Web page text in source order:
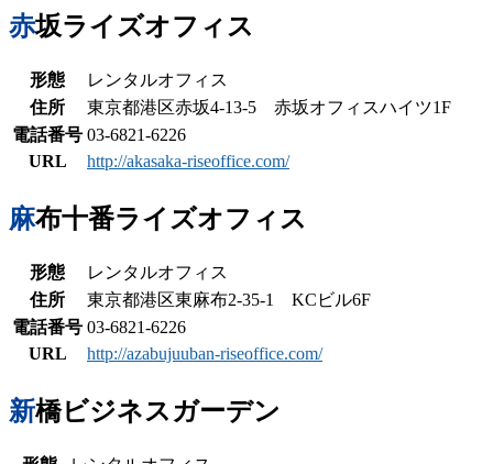
赤坂ライズオフィス
形態
レンタルオフィス
住所
東京都港区赤坂4-13-5 赤坂オフィスハイツ1F
電話番号 03-6821-6226
URL
http://akasaka-riseoffice.com/
麻布十番ライズオフィス
形態
レンタルオフィス
住所
東京都港区東麻布2-35-1 KCビル6F
電話番号 03-6821-6226
URL
http://azabujuuban-riseoffice.com/
新橋ビジネスガーデン